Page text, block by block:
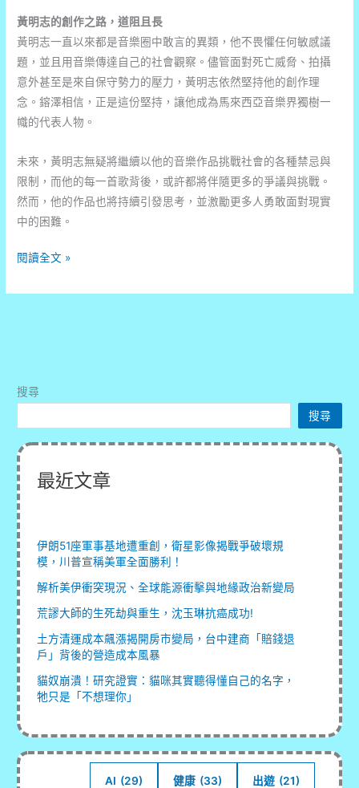
黃明志的創作之路，道阻且長
黃明志一直以來都是音樂圈中敢言的異類，他不畏懼任何敏感議
題，並且用音樂傳達自己的社會觀察。儘管面對死亡威脅、拍攝
意外甚至是來自保守勢力的壓力，黃明志依然堅持他的創作理
念。鎔澤相信，正是這份堅持，讓他成為馬來西亞音樂界獨樹一
幟的代表人物。
未來，黃明志無疑將繼續以他的音樂作品挑戰社會的各種禁忌與
限制，而他的每一首歌背後，或許都將伴隨更多的爭議與挑戰。
然而，他的作品也將持續引發思考，並激勵更多人勇敢面對現實
中的困難。
黃
志
意
歌
《Bukit
Mak》
MV
拍
攝
風
波
不
斷
女
演
員
險
些
被
風
閱讀全文 »
搜尋
搜尋
最近文章
伊朗51座軍事基地遭重創，衛星影像揭戰爭破壞規
模，川普宣稱美軍全面勝利！
解析美伊衝突現況、全球能源衝擊與地緣政治新變局
荒謬大師的生死劫與重生，沈玉琳抗癌成功!
土方清運成本飆漲揭開房市變局，台中建商「賠錢退
戶」背後的營造成本風暴
貓奴崩潰！研究證實：貓咪其實聽得懂自己的名字，
牠只是「不想理你」
AI (29) 健康 (33) 出遊 (21)